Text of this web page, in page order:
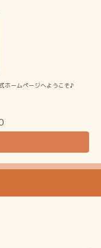
ホームページへようこそ♪